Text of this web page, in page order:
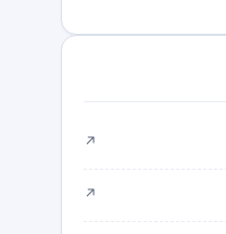
↗
↗